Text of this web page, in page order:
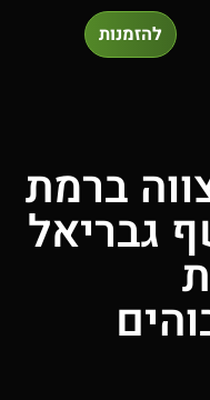
להזמנות
ברמת
גבריאל